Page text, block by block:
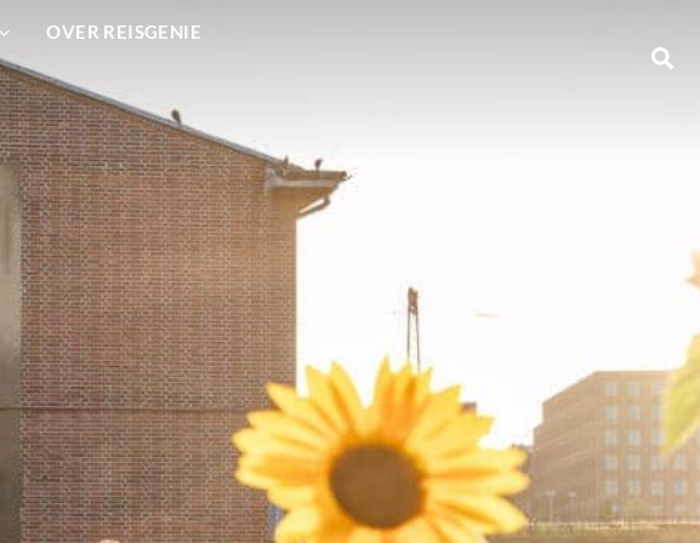
OVER REISGENIE